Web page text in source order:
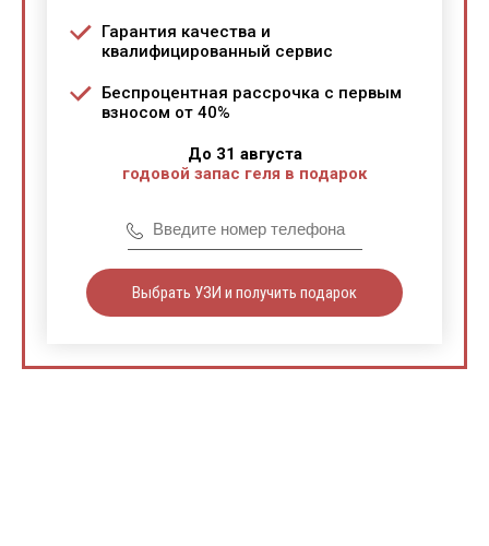
Гарантия качества и
квалифицированный сервис
Беспроцентная рассрочка с первым
взносом от 40%
До 31 августа
годовой запас геля в подарок
Выбрать УЗИ и получить подарок